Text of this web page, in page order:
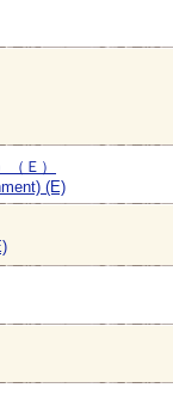
Ｅ）
(E)